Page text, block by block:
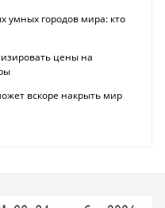
умных городов мира: кто
цены на
вскоре накрыть мир